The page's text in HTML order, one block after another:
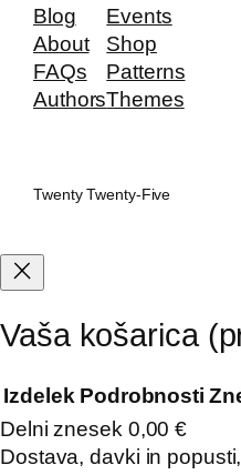
Blog
About
FAQs
Authors
Events
Shop
Patterns
Themes
Twenty Twenty-Five
Vaša košarica
Izdelki
Izdelek Podrobnosti
Delni znesek 0,00 €
Dostava, davki in